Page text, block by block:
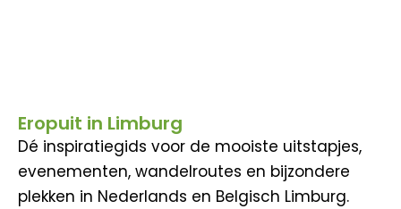
Eropuit in Limburg
Dé inspiratiegids voor de mooiste uitstapjes,
evenementen, wandelroutes en bijzondere
plekken in Nederlands en Belgisch Limburg.